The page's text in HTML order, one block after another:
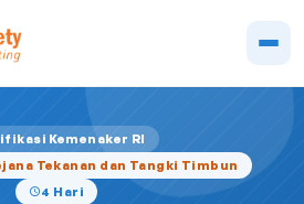
Kemenaker RI
Tekanan dan Tangki Timbun
4 Hari